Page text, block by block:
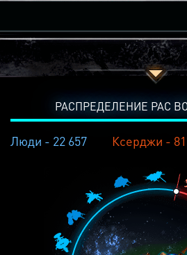
РАСПРЕДЕЛЕНИЕ РАС
Люди - 22 657 Ксерджи -